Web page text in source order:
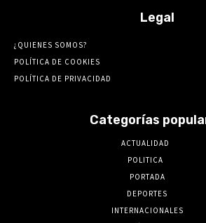
Legal
¿QUIENES SOMOS?
POLÍTICA DE COOKIES
POLÍTICA DE PRIVACIDAD
Categorías
ACTUALIDAD
POLITICA
PORTADA
DEPORTES
INTERNACIONALES